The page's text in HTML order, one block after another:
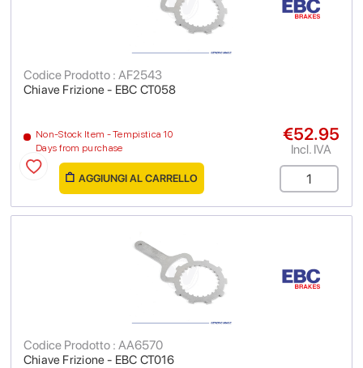
Chiave Frizione - EBC CT058
Codice Prodotto : AF2543
Non-Stock Item - Tempistica 10
Days from purchase
€52.95
Incl. IVA
AGGIUNGI AL CARRELLO
Chiave Frizione - EBC CT016
Codice Prodotto : AA6570